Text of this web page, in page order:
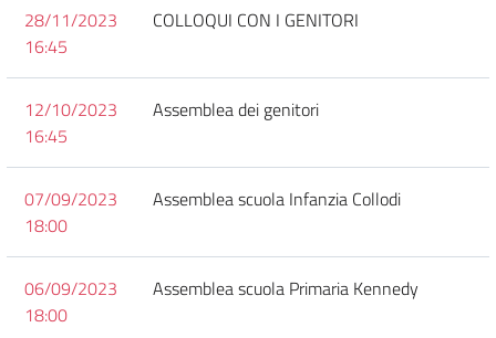
28/11/2023
16:45
COLLOQUI CON I GENITORI
12/10/2023
16:45
Assemblea dei genitori
07/09/2023
18:00
Assemblea scuola Infanzia Collodi
06/09/2023
18:00
Assemblea scuola Primaria Kennedy